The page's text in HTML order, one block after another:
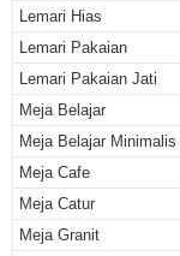
Lemari Hias
Lemari Pakaian
Lemari Pakaian Jati
Meja Belajar
Meja Belajar Minimalis
Meja Cafe
Meja Catur
Meja Granit